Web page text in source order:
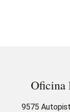
Oficina
9575